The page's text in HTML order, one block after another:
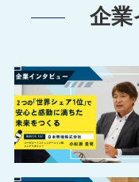
企業